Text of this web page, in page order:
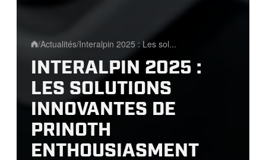
/Actualités/Interalpin 2025 : Les sol...
INTERALPIN 2025 :
LES SOLUTIONS
INNOVANTES DE
PRINOTH
ENTHOUSIASMENT